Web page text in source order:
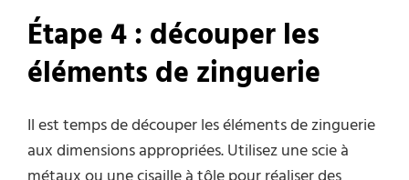
Étape 4 : découper les
éléments de zinguerie
Il est temps de découper les éléments de zinguerie
aux dimensions appropriées. Utilisez une scie à